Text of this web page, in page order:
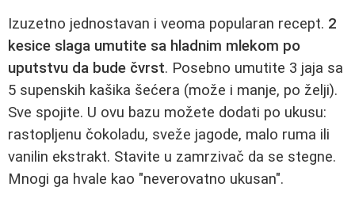
Izuzetno jednostavan i veoma popularan recept. 2
kesice slaga umutite sa hladnim mlekom po
uputstvu da bude čvrst. Posebno umutite 3 jaja sa
5 supenskih kašika šećera (može i manje, po želji).
Sve spojite. U ovu bazu možete dodati po ukusu:
rastopljenu čokoladu, sveže jagode, malo ruma ili
vanilin ekstrakt. Stavite u zamrzivač da se stegne.
Mnogi ga hvale kao "neverovatno ukusan".